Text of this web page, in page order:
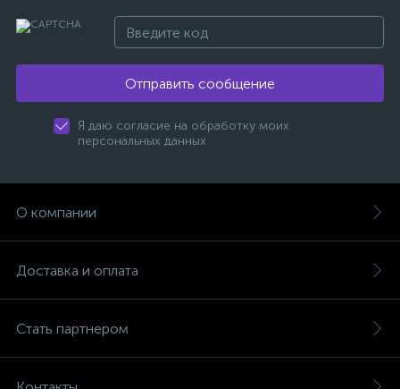
Отправить сообщение
Я даю согласие на обработку моих
персональных данных
О компании
Доставка и оплата
Стать партнером